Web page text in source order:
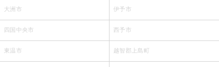
大洲市 伊予市
四国中央市 西予市
東温市 越智郡上島町